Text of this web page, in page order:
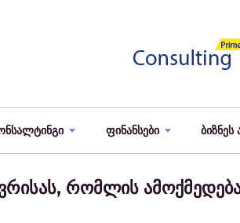
ფინანსები ბიზნეს
რომლის